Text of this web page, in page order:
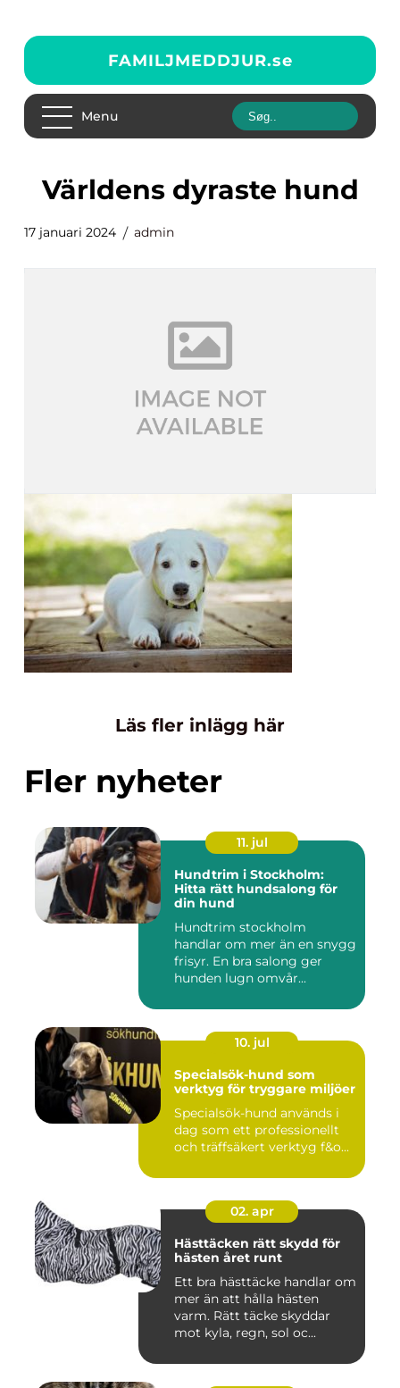
FAMILJMEDDJUR.se
Menu
världens dyraste hund
17 januari 2024 admin
Läs fler inlägg här
Fler nyheter
11. jul
Hundtrim i Stockholm:
Hitta rätt hundsalong för
din hund
Hundtrim stockholm
handlar om mer än en snygg
frisyr. En bra salong ger
hunden lugn omvår...
10. jul
Specialsök-hund som
verktyg för tryggare miljöer
Specialsök-hund används i
dag som ett professionellt
och träffsäkert verktyg f&o...
02. apr
Hästtäcken rätt skydd för
hästen året runt
Ett bra hästtäcke handlar om
mer än att hålla hästen
varm. Rätt täcke skyddar
mot kyla, regn, sol oc...